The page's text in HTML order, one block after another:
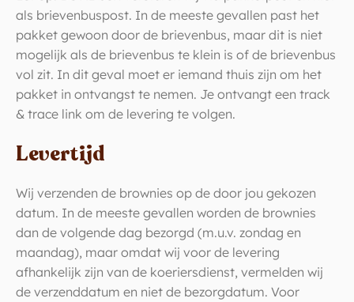
als brievenbuspost. In de meeste gevallen past het
pakket gewoon door de brievenbus, maar dit is niet
mogelijk als de brievenbus te klein is of de brievenbus
vol zit. In dit geval moet er iemand thuis zijn om het
pakket in ontvangst te nemen. Je ontvangt een track
& trace link om de levering te volgen.
Levertijd
Wij verzenden de brownies op de door jou gekozen
datum. In de meeste gevallen worden de brownies
dan de volgende dag bezorgd (m.u.v. zondag en
maandag), maar omdat wij voor de levering
afhankelijk zijn van de koeriersdienst, vermelden wij
de verzenddatum en niet de bezorgdatum. Voor